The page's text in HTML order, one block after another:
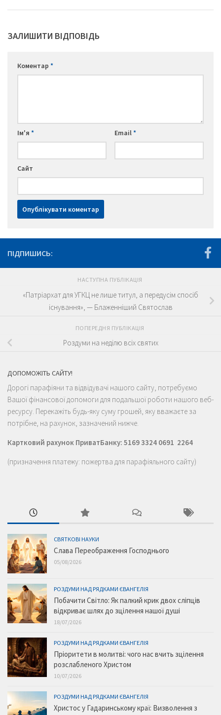
ЗАЛИШИТИ ВІДПОВІДЬ
Коментар *
Ім'я * Email*
Сайт
ПІДПИШИСЬ:
НАСТУПНА ПУБЛІКАЦІЯ
«Патріархат для УГКЦ не лише титул, а передусім спосіб
існування», — Блаженніший Святослав
ПОПЕРЕДНЯ ПУБЛІКАЦІЯ
Роздуми на неділю всіх святих
ДОПОМОЖІТЬ САЙТУ!
Дорогі парафіяни та відвідувачі нашого сайту, потребуємо
Вашої фінансової допомоги для подальшої роботи нашого веб-
ресурсу. Перекажіть будь-яку суму грошей, яку вважаєте за
потрібне, на рахунок, зазначений нижче.
Картковий рахунок ПриватБанку: 5169 3324 0691 2264
(призначення платежу: пожертва для парафіяльного сайту)
СВЯТКОВІ НАУКИ
Слава Переображення Господнього
05/08/2026
РОЗДУМИ НАД РЯДКАМИ ЄВАНГЕЛІЯ
Побачити Світло: Як палкий крик двох сліпців
відкриває шлях до зцілення нашої душі
18/07/2026
РОЗДУМИ НАД РЯДКАМИ ЄВАНГЕЛІЯ
Пріоритети в молитві: чого нас вчить зцілення
розслабленого Христом
10/07/2026
РОЗДУМИ НАД РЯДКАМИ ЄВАНГЕЛІЯ
Христос у Гадаринському краї: Визволення з